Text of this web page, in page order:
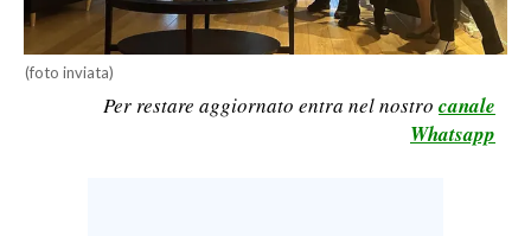
LAVORO
SPORT IN SARDEGNA
(foto inviata)
Per restare aggiornato entra nel nostro canale
Whatsapp